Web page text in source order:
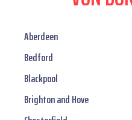
Aberdeen
Bedford
Blackpool
Brighton and Hove